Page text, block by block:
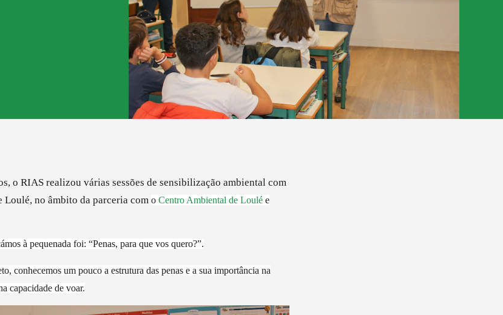
o RIAS realizou várias sessões de sensibilização ambiental com
Loulé, no âmbito da parceria com o Centro Ambiental de Loulé e
à pequenada foi: “Penas, para que vos quero?”.
conhecemos um pouco a estrutura das penas e a sua importância na
capacidade de voar.